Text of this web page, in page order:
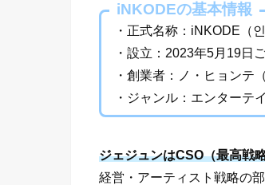
iNKODEの基本情報
・正式名称：iNKODE（
・設立：2023年5月19日
・創業者：ノ・ヒョンテ
・ジャンル：エンターテ
ジェジュンはCSO（最高戦
経営・アーティスト戦略の